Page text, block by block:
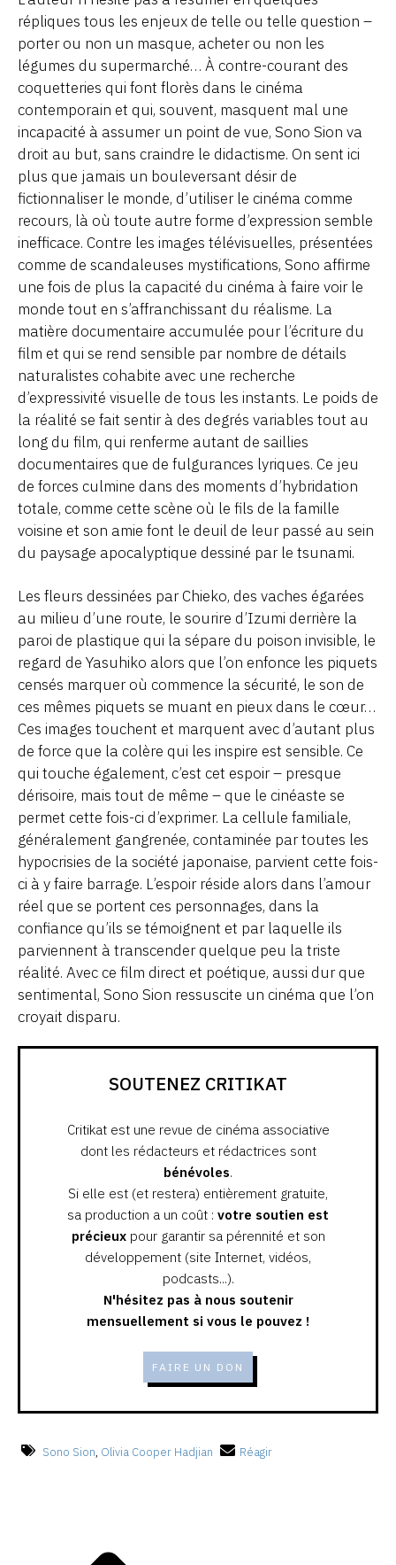
répliques tous les enjeux de telle ou telle question –
porter ou non un masque, acheter ou non les
légumes du supermarché… À contre-courant des
coquetteries qui font florès dans le cinéma
contemporain et qui, souvent, masquent mal une
incapacité à assumer un point de vue, Sono Sion va
droit au but, sans craindre le didactisme. On sent ici
plus que jamais un bouleversant désir de
fictionnaliser le monde, d’utiliser le cinéma comme
recours, là où toute autre forme d’expression semble
inefficace. Contre les images télévisuelles, présentées
comme de scandaleuses mystifications, Sono affirme
une fois de plus la capacité du cinéma à faire voir le
monde tout en s’affranchissant du réalisme. La
matière documentaire accumulée pour l’écriture du
film et qui se rend sensible par nombre de détails
naturalistes cohabite avec une recherche
d’expressivité visuelle de tous les instants. Le poids de
la réalité se fait sentir à des degrés variables tout au
long du film, qui renferme autant de saillies
documentaires que de fulgurances lyriques. Ce jeu
de forces culmine dans des moments d’hybridation
totale, comme cette scène où le fils de la famille
voisine et son amie font le deuil de leur passé au sein
du paysage apocalyptique dessiné par le tsunami.
Les fleurs dessinées par Chieko, des vaches égarées
au milieu d’une route, le sourire d’Izumi derrière la
paroi de plastique qui la sépare du poison invisible, le
regard de Yasuhiko alors que l’on enfonce les piquets
censés marquer où commence la sécurité, le son de
ces mêmes piquets se muant en pieux dans le cœur…
Ces images touchent et marquent avec d’autant plus
de force que la colère qui les inspire est sensible. Ce
qui touche également, c’est cet espoir – presque
dérisoire, mais tout de même – que le cinéaste se
permet cette fois-ci d’exprimer. La cellule familiale,
généralement gangrenée, contaminée par toutes les
hypocrisies de la société japonaise, parvient cette fois-
ci à y faire barrage. L’espoir réside alors dans l’amour
réel que se portent ces personnages, dans la
confiance qu’ils se témoignent et par laquelle ils
parviennent à transcender quelque peu la triste
réalité. Avec ce film direct et poétique, aussi dur que
sentimental, Sono Sion ressuscite un cinéma que l’on
croyait disparu.
SOUTENEZ CRITIKAT
Critikat est une revue de cinéma associative
dont les rédacteurs et rédactrices sont
bénévoles.
Si elle est (et restera) entièrement gratuite,
sa production a un coût : votre soutien est
précieuxpour garantir sa pérennité et son
développement (site Internet, vidéos,
podcasts...).
N'hésitez pas à nous soutenir
mensuellement si vous le pouvez !
FAIRE UN DON
Sono Sion, Olivia Cooper Hadjian Réagir